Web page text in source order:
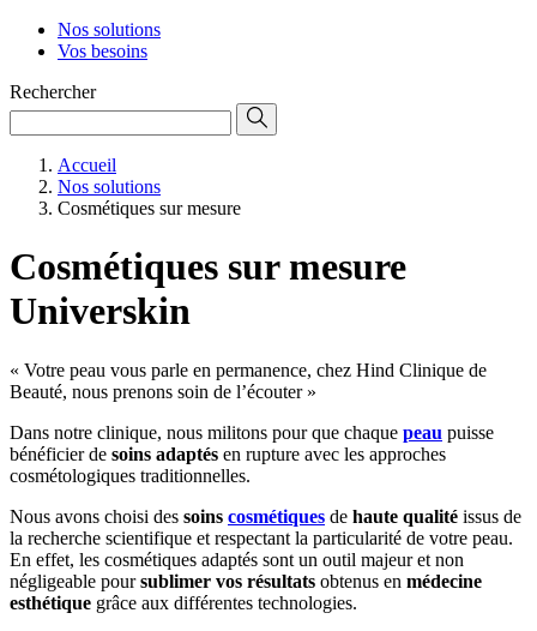
Nos solutions
Vos besoins
Rechercher
Accueil
Nos solutions
Cosmétiques sur mesure
Cosmétiques sur mesure
Universkin
« Votre peau vous parle en permanence, chez Hind Clinique de
Beauté, nous prenons soin de l’écouter »
Dans notre clinique, nous militons pour que chaque peau puisse
bénéficier de soins adaptés en rupture avec les approches
cosmétologiques traditionnelles.
Nous avons choisi des soins cosmétiques de haute qualité issus de
la recherche scientifique et respectant la particularité de votre peau.
En effet, les cosmétiques adaptés sont un outil majeur et non
négligeable poursublimer vos résultats obtenus en médecine
esthétique grâce aux différentes technologies.